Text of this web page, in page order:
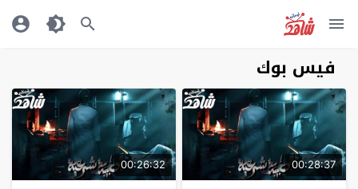
فيس بوك
00:28:37
00:26:32